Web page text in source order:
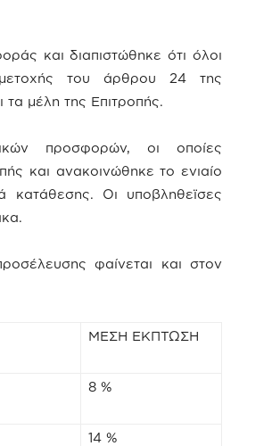
και διαπιστώθηκε ότι όλοι
του άρθρου 24 της
μέλη της Επιτροπής.
προσφορών, οι οποίες
και ανακοινώθηκε το ενιαίο
κατάθεσης. Οι υποβληθεϊσες
φαίνεται και στον
ΜΕΣΗ ΕΚΠΤΩΣΗ
8 %
14 %